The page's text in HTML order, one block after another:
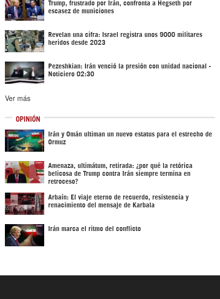
Trump, frustrado por Irán, confronta a Hegseth por
escasez de municiones
Revelan una cifra: Israel registra unos 9000 militares
heridos desde 2023
Pezeshkian: Irán venció la presión con unidad nacional -
Noticiero 02:30
Ver más
OPINIÓN
Irán y Omán ultiman un nuevo estatus para el estrecho de
Ormuz
Amenaza, ultimátum, retirada: ¿por qué la retórica
belicosa de Trump contra Irán siempre termina en
retroceso?
Arbaín: El viaje eterno de recuerdo, resistencia y
renacimiento del mensaje de Karbala
Irán marca el ritmo del conflicto